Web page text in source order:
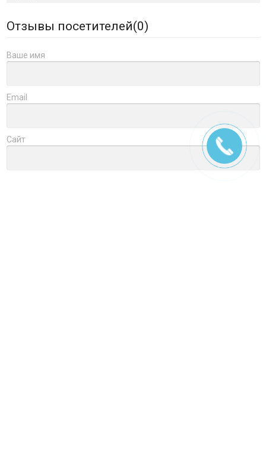
Отзывы посетителей(0)
Ваше имя
Email
Сайт